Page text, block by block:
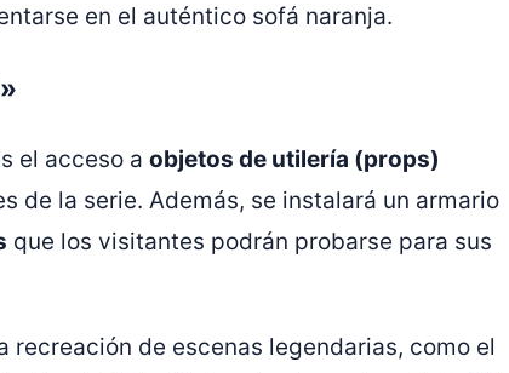
en el auténtico sofá naranja.
el acceso a objetos de utilería (props)
de la serie. Además, se instalará un armario
que los visitantes podrán probarse para sus
de escenas legendarias, como el